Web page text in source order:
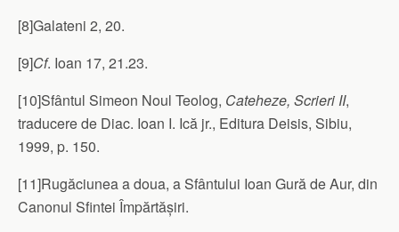
[8]Galateni 2, 20.
[9]Cf. Ioan 17, 21.23.
[10]Sfântul Simeon Noul Teolog, Cateheze, Scrieri II,
traducere de Diac. Ioan I. Ică jr., Editura Deisis, Sibiu,
1999, p. 150.
[11]Rugăciunea a doua, a Sfântului Ioan Gură de Aur, din
Canonul Sfintei Împărtășiri.